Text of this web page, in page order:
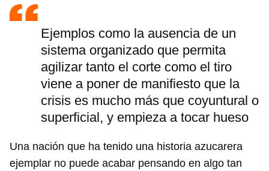
Ejemplos como la ausencia de un
sistema organizado que permita
agilizar tanto el corte como el tiro
viene a poner de manifiesto que la
crisis es mucho más que coyuntural o
superficial, y empieza a tocar hueso
Una nación que ha tenido una historia azucarera
ejemplar no puede acabar pensando en algo tan